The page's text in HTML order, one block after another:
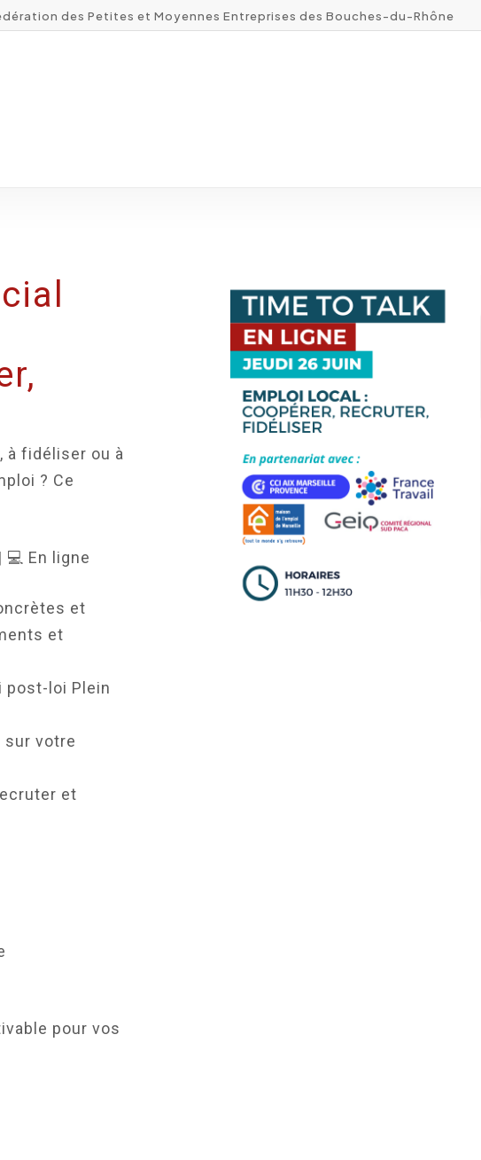
des Petites et Moyennes Entreprises des Bouches-du-Rhône
à fidéliser ou à
? Ce
En ligne
et
et
post-loi Plein
votre
et
pour vos